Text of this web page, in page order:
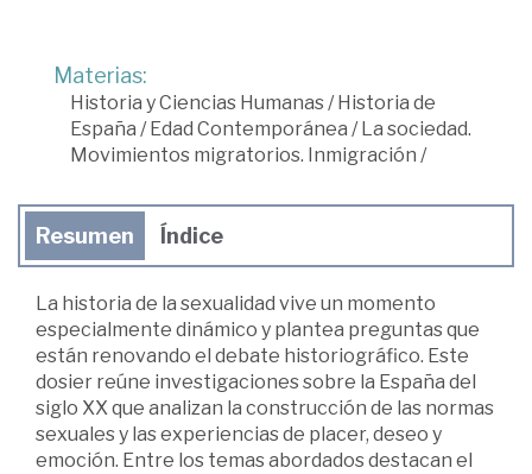
Materias:
Historia y Ciencias Humanas/ Historia de
España / Edad Contemporánea / La sociedad.
Movimientos migratorios. Inmigración /
Resumen Índice
La historia de la sexualidad vive un momento
especialmente dinámico y plantea preguntas que
están renovando el debate historiográfico. Este
dosier reúne investigaciones sobre la España del
siglo XX que analizan la construcción de las normas
sexuales y las experiencias de placer, deseo y
emoción. Entre los temas abordados destacan el